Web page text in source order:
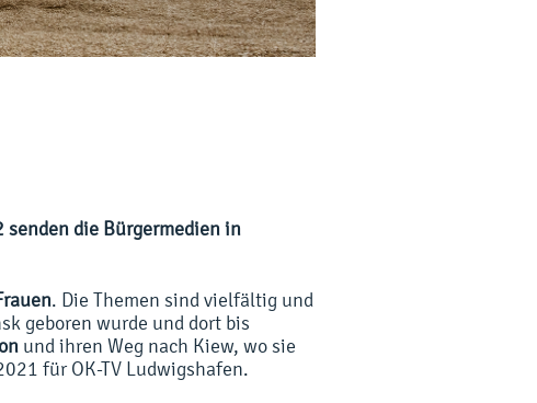
die Bürgermedien in
. Die Themen sind vielfältig und
geboren wurde und dort bis
und ihren Weg nach Kiew, wo sie
für OK-TV Ludwigshafen.